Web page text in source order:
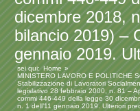
dicembre 2018,
bilancio 2019) –
gennaio 2019.
sei qui: Home
MINISTERO LAVORO E POLITICHE
Stabilizzazione di Lavoratori
legislativo 28 febbraio 2000, n. 81 –
commi 446-449 della legge 30
n. 1 dell’11 gennaio 2019. Ulteriori